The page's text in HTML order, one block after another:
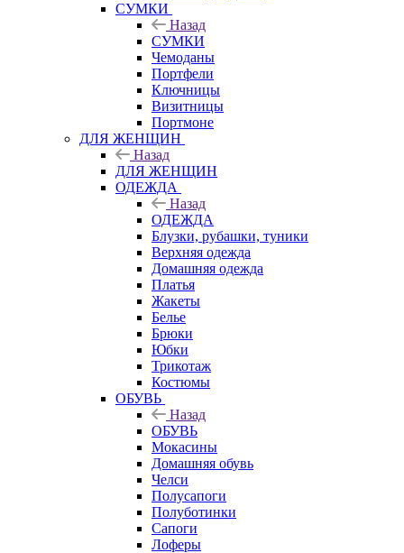
СУМКИ
Назад
СУМКИ
Чемоданы
Портфели
Ключницы
Визитницы
Портмоне
ДЛЯ ЖЕНЩИН
Назад
ДЛЯ ЖЕНЩИН
ОДЕЖДА
Назад
ОДЕЖДА
Блузки, рубашки, туники
Верхняя одежда
Домашняя одежда
Платья
Жакеты
Белье
Брюки
Юбки
Трикотаж
Костюмы
ОБУВЬ
Назад
ОБУВЬ
Мокасины
Домашняя обувь
Челси
Полусапоги
Полуботинки
Сапоги
Лоферы